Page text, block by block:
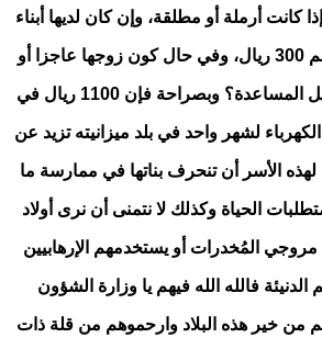
كانت أرملة أو مطلقة، وإن كان لديها أبناء
أيتام ينال كل واحد منهم 300 ريال، وفي حال كون زوجها عاجزا أو
سجينا تدرس حالتها لنيل المساعدة؟ وبصراحة فإن 1100 ريال في
لشهر واحد في بلد ميزانيته تزيد عن
لهذه الأسر أن تنحرف بناتها في ممارسة ما
الحياة وكذلك لا نتمنى أن نرى أولاد
المُخدرات أو يستخدمهم الإرهابيين
فالله الله فيهم يا وزارة الشؤون
من خير هذه البلاد وارحموهم من قلة ذات